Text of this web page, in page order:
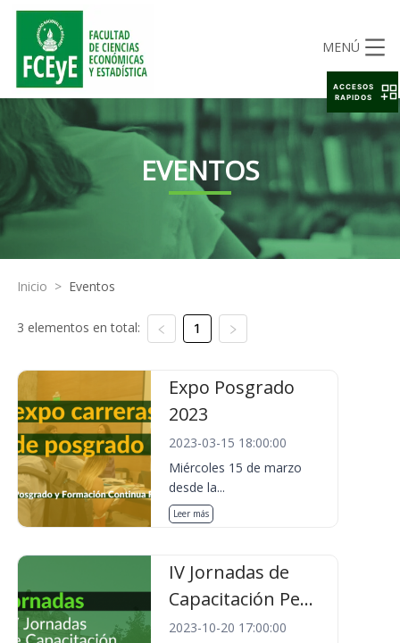
MENÚ
EVENTOS
Inicio > Eventos
3 elementos en total: 1
Expo Posgrado
2023
2023-03-15 18:00:00
Miércoles 15 de marzo
desde la...
Leer más
IV Jornadas de
Capacitación Pe...
2023-10-20 17:00:00
ACCESOS
RAPIDOS